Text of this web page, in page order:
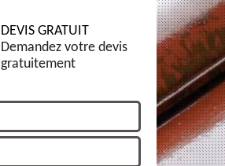
DEVIS GRATUIT
Demandez votre devis
gratuitement